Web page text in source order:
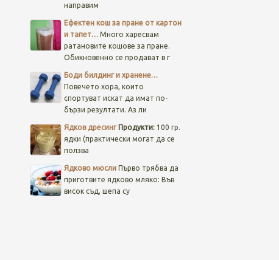
направим
Ефектен кош за пране от картон
и тапет… Много харесвам
ратановите кошове за пране.
Обикновенно се продават в г
Боди билдинг и хранене…
Повечето хора, които
спортуват искат да имат по-
бързи резултати. Аз ли
Ядков дресинг Продукти: 100 гр.
ядки (практически могат да се
ползва
Ядково мюсли Първо трябва да
приготвите ядково мляко: Във
висок съд, шепа су